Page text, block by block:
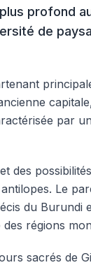
profond
de
par
des
Le
du Burundi
régions
sacrés de